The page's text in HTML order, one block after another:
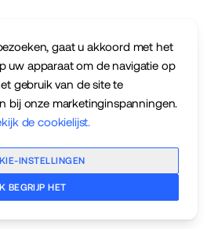
gaat u akkoord met het
uw apparaat om de navigatie op
gebruik van de site te
bij onze marketinginspanningen.
de cookielijst.
INSTELLINGEN
BEGRIJP HET